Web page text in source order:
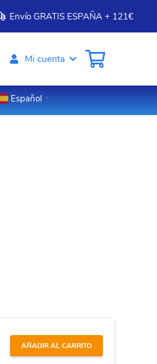
Envío GRATIS ESPAÑA + 121€
Mi cuenta
Español ▼
AÑADIR AL CARRITO